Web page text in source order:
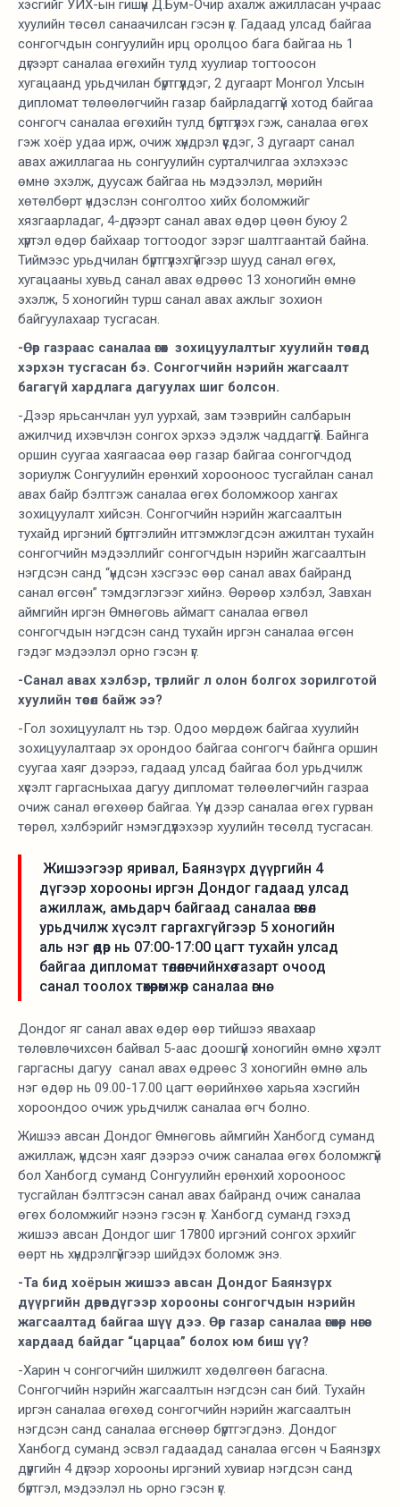
хэсгийг УИХ-ын гишүүн Д.Бум-Очир ахалж ажилласан учраас
хуулийн төсөл санаачилсан гэсэн үг. Гадаад улсад байгаа
сонгогчдын сонгуулийн ирц оролцоо бага байгаа нь 1
дүгээрт саналаа өгөхийн тулд хуулиар тогтоосон
хугацаанд урьдчилан бүртгүүлдэг, 2 дугаарт Монгол Улсын
дипломат төлөөлөгчийн газар байрладаггүй хотод байгаа
сонгогч саналаа өгөхийн тулд бүртгүүлэх гэж, саналаа өгөх
гэж хоёр удаа ирж, очиж хүндрэл үүсдэг, 3 дугаарт санал
авах ажиллагаа нь сонгуулийн сурталчилгаа эхлэхээс
өмнө эхэлж, дуусаж байгаа нь мэдээлэл, мөрийн
хөтөлбөрт үндэслэн сонголтоо хийх боломжийг
хязгаарладаг, 4-дүгээрт санал авах өдөр цөөн буюу 2
хүртэл өдөр байхаар тогтоодог зэрэг шалтгаантай байна.
Тиймээс урьдчилан бүртгүүлэхгүйгээр шууд санал өгөх,
хугацааны хувьд санал авах өдрөөс 13 хоногийн өмнө
эхэлж, 5 хоногийн турш санал авах ажлыг зохион
байгуулахаар тусгасан.
-Өөр газраас саналаа өгөх зохицуулалтыг хуулийн төсөлд
хэрхэн тусгасан бэ. Сонгогчийн нэрийн жагсаалт
багагүй хардлага дагуулах шиг болсон.
-Дээр ярьсанчлан уул уурхай, зам тээврийн салбарын
ажилчид ихэвчлэн сонгох эрхээ эдэлж чаддаггүй. Байнга
оршин суугаа хаягаасаа өөр газар байгаа сонгогчдод
зориулж Сонгуулийн ерөнхий хорооноос тусгайлан санал
авах байр бэлтгэж саналаа өгөх боломжоор хангах
зохицуулалт хийсэн. Сонгогчийн нэрийн жагсаалтын
тухайд иргэний бүртгэлийн итгэмжлэгдсэн ажилтан тухайн
сонгогчийн мэдээллийг сонгогчдын нэрийн жагсаалтын
нэгдсэн санд “үндсэн хэсгээс өөр санал авах байранд
санал өгсөн” тэмдэглэгээг хийнэ. Өөрөөр хэлбэл, Завхан
аймгийн иргэн Өмнөговь аймагт саналаа өгвөл
сонгогчдын нэгдсэн санд тухайн иргэн саналаа өгсөн
гэдэг мэдээлэл орно гэсэн үг.
-Санал авах хэлбэр, төрлийг л олон болгох зорилготой
хуулийн төсөл байж ээ?
-Гол зохицуулалт нь тэр. Одоо мөрдөж байгаа хуулийн
зохицуулалтаар эх орондоо байгаа сонгогч байнга оршин
суугаа хаяг дээрээ, гадаад улсад байгаа бол урьдчилж
хүсэлт гаргасныхаа дагуу дипломат төлөөлөгчийн газраа
очиж санал өгөхөөр байгаа. Үүн дээр саналаа өгөх гурван
төрөл, хэлбэрийг нэмэгдүүлэхээр хуулийн төсөлд тусгасан.
Жишээгээр яривал, Баянзүрх дүүргийн 4
дүгээр хорооны иргэн Дондог гадаад улсад
ажиллаж, амьдарч байгаад саналаа өгвөл
урьдчилж хүсэлт гаргахгүйгээр 5 хоногийн
аль нэг өдөр нь 07:00-17:00 цагт тухайн улсад
байгаа дипломат төлөөлөгчийнхөө газарт очоод
санал тоолох төхөөрөмжөөр саналаа өгнө.
Дондог яг санал авах өдөр өөр тийшээ явахаар
төлөвлөчихсөн байвал 5-аас доошгүй хоногийн өмнө хүсэлт
гаргасны дагуу санал авах өдрөөс 3 хоногийн өмнө аль
нэг өдөр нь 09.00-17.00 цагт өөрийнхөө харьяа хэсгийн
хороондоо очиж урьдчилж саналаа өгч болно.
Жишээ авсан Дондог Өмнөговь аймгийн Ханбогд суманд
ажиллаж, үндсэн хаяг дээрээ очиж саналаа өгөх боломжгүй
бол Ханбогд суманд Сонгуулийн ерөнхий хорооноос
тусгайлан бэлтгэсэн санал авах байранд очиж саналаа
өгөх боломжийг нээнэ гэсэн үг. Ханбогд суманд гэхэд
жишээ авсан Дондог шиг 17800 иргэний сонгох эрхийг
өөрт нь хүндрэлгүйгээр шийдэх боломж энэ.
-Та бид хоёрын жишээ авсан Дондог Баянзүрх
дүүргийн дөрөвдүгээр хорооны сонгогчдын нэрийн
жагсаалтад байгаа шүү дээ. Өөр газар саналаа өгөхөөр нөгөө
хардаад байдаг “царцаа” болох юм биш үү?
-Харин ч сонгогчийн шилжилт хөдөлгөөн багасна.
Сонгогчийн нэрийн жагсаалтын нэгдсэн сан бий. Тухайн
иргэн саналаа өгөхөд сонгогчийн нэрийн жагсаалтын
нэгдсэн санд саналаа өгснөөр бүртгэгдэнэ. Дондог
Ханбогд суманд эсвэл гадаадад саналаа өгсөн ч Баянзүрх
дүүргийн 4 дүгээр хорооны иргэний хувиар нэгдсэн санд
бүртгэл, мэдээлэл нь орно гэсэн үг.